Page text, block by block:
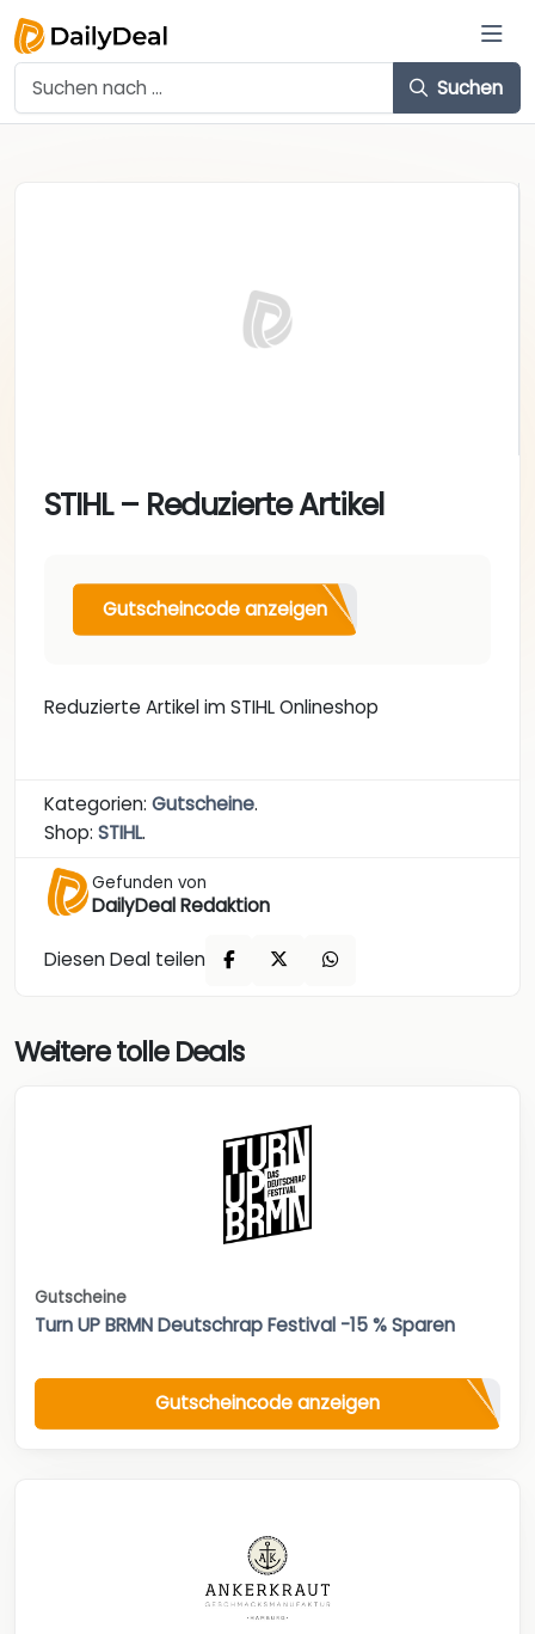
Suchen
STIHL – Reduzierte Artikel
Gutscheincode anzeigen
Reduzierte Artikel im STIHL Onlineshop
Kategorien: Gutscheine.
Shop: STIHL.
Gefunden von
DailyDeal Redaktion
Diesen Deal teilen
Weitere tolle Deals
Gutscheine
Turn UP BRMN Deutschrap Festival -15 % Sparen
Gutscheincode anzeigen